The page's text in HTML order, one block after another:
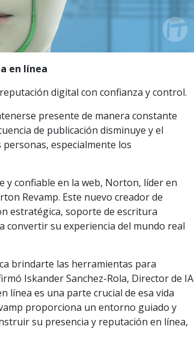
en línea
digital con confianza y control.
presente de manera constante
de publicación disminuye y el
especialmente los
y confiable en la web, Norton, líder en
Revamp. Este nuevo creador de
estratégica, soporte de escritura
convertir su experiencia del mundo real
brindarte las herramientas para
Iskander Sanchez-Rola, Director de IA
línea es una parte crucial de esa vida
proporciona un entorno guiado y
su presencia y reputación en línea,